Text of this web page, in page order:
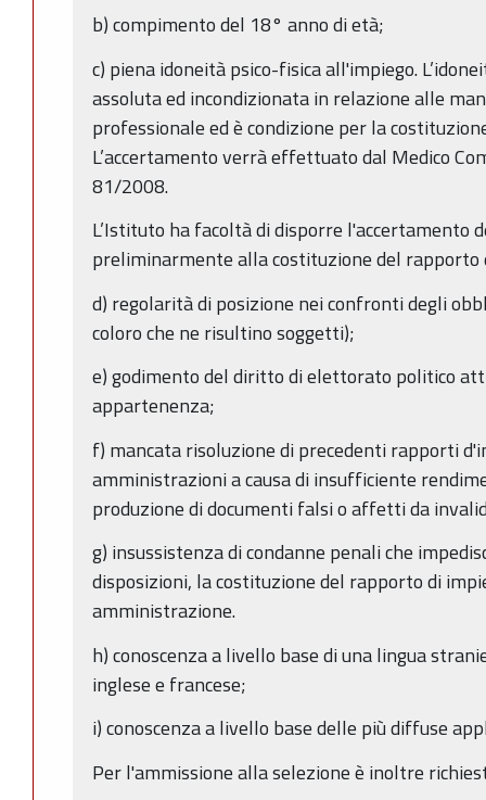
b) compimento del 18° anno di età;
c) piena idoneità psico-fisica all'impiego.
assoluta ed incondizionata in relazione alle
professionale ed è condizione per la
L’accertamento verrà effettuato dal Medico
81/2008.
L’Istituto ha facoltà di disporre l'accertamento
preliminarmente alla costituzione del rapporto
d) regolarità di posizione nei confronti degli
coloro che ne risultino soggetti);
e) godimento del diritto di elettorato politico
appartenenza;
f) mancata risoluzione di precedenti rapporti
amministrazioni a causa di insufficiente
produzione di documenti falsi o affetti da
g) insussistenza di condanne penali che
disposizioni, la costituzione del rapporto di
amministrazione.
h) conoscenza a livello base di una lingua
inglese e francese;
i) conoscenza a livello base delle più diffuse
Per l'ammissione alla selezione è inoltre